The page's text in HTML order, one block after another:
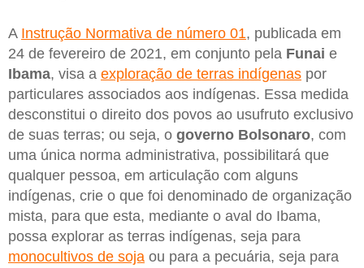
A Instrução Normativa de número 01, publicada em
24 de fevereiro de 2021, em conjunto pela Funai e
Ibama, visa a exploração de terras indígenas por
particulares associados aos indígenas. Essa medida
desconstitui o direito dos povos ao usufruto exclusivo
de suas terras; ou seja, o governo Bolsonaro, com
uma única norma administrativa, possibilitará que
qualquer pessoa, em articulação com alguns
indígenas, crie o que foi denominado de organização
mista, para que esta, mediante o aval do Ibama,
possa explorar as terras indígenas, seja para
monocultivos de soja ou para a pecuária, seja para